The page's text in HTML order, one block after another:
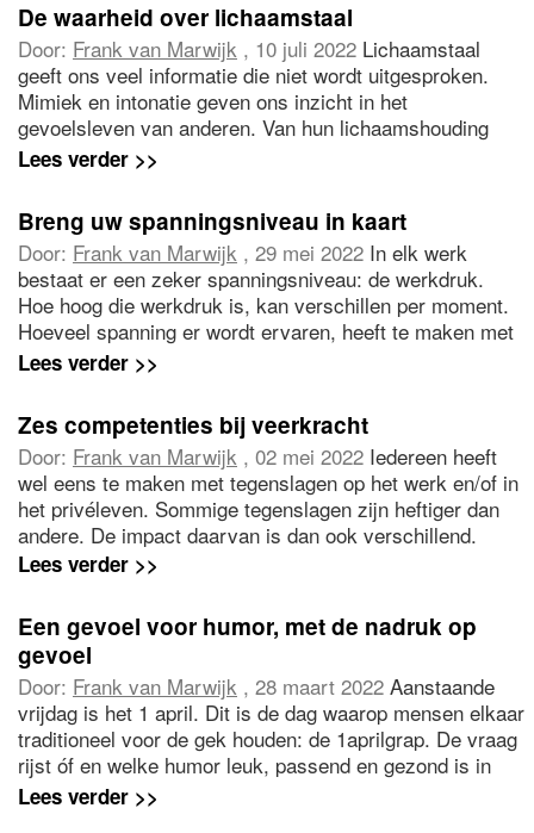
De waarheid over lichaamstaal
Door: Frank van Marwijk , 10 juli 2022 Lichaamstaal
geeft ons veel informatie die niet wordt uitgesproken.
Mimiek en intonatie geven ons inzicht in het
gevoelsleven van anderen. Van hun lichaamshouding
kun je afleiden hoe zelfverzekerd zij in het leven staan.
Hun blikrichting verraadt hun belangstelling en de
levendigheid van hun gebaren vertelt ons iets over hun
enthousiasme. Action speaks louder than words! Zo is
het toch?!
Lees verder >>
Breng uw spanningsniveau in kaart
Door: Frank van Marwijk , 29 mei 2022 In elk werk
bestaat er een zeker spanningsniveau: de werkdruk.
Hoe hoog die werkdruk is, kan verschillen per moment.
Hoeveel spanning er wordt ervaren, heeft te maken met
uiteenlopende factoren. Zo maakt het verschil welke
functie en verantwoordelijkheden iemand heeft, hoeveel
werk er verricht moet worden, wat de moeilijkheidsgraad
daarvan is en hoeveel tijd daarvoor beschikbaar is.
Lees verder >>
Zes competenties bij veerkracht
Door: Frank van Marwijk , 02 mei 2022 Iedereen heeft
wel eens te maken met tegenslagen op het werk en/of in
het privéleven. Sommige tegenslagen zijn heftiger dan
andere. De impact daarvan is dan ook verschillend.
Lees verder >>
Een gevoel voor humor, met de nadruk op
gevoel
Door: Frank van Marwijk , 28 maart 2022 Aanstaande
vrijdag is het 1 april. Dit is de dag waarop mensen elkaar
traditioneel voor de gek houden: de 1aprilgrap. De vraag
rijst óf en welke humor leuk, passend en gezond is in
deze tijd. Spoiler alert: ontwikkel een gevoel voor humor
met de nadruk op gevoel (voor de ander).
Lees verder >>